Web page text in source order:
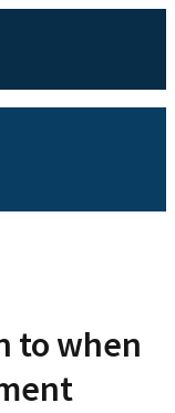
to when